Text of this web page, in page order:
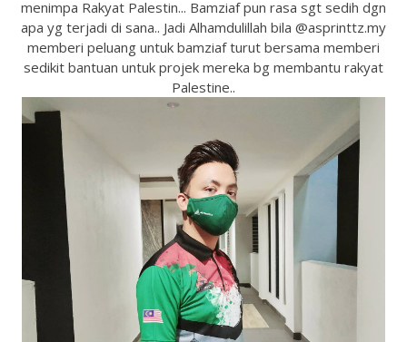
menimpa Rakyat Palestin... Bamziaf pun rasa sgt sedih dgn
apa yg terjadi di sana.. Jadi Alhamdulillah bila @asprinttz.my
memberi peluang untuk bamziaf turut bersama memberi
sedikit bantuan untuk projek mereka bg membantu rakyat
Palestine..